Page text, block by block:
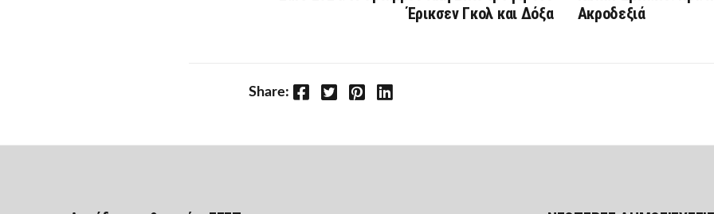
Έρικσεν Γκολ και Δόξα
Ακροδεξιά
Share: Facebook Twitter Pinterest LinkedIn